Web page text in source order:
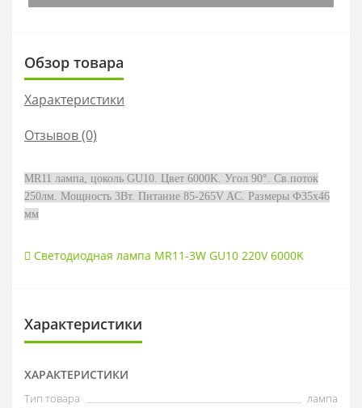
Обзор товара
Характеристики
Отзывов (0)
MR11 лампа, цоколь GU10. Цвет 6000K. Угол 90°. Св.поток
250лм. Мощность 3Вт. Питание 85-265V AC. Размеры Ф35х46
мм
Светодиодная лампа MR11-3W GU10 220V 6000K
Характеристики
ХАРАКТЕРИСТИКИ
Тип товара
лампа